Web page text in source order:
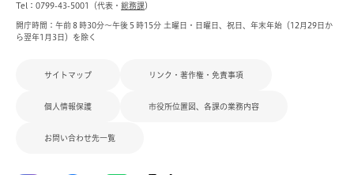
Tel：0799-43-5001（代表・ 総務課）
開庁時間：午前８時30分～午後５時15分 土曜日・日曜日、祝日、年末年始（12月29日か
ら翌年1月3日）を除く
サイトマップ リンク・著作権・免責事項
個人情報保護 市役所位置図、各課の業務内容
お問い合わせ先一覧